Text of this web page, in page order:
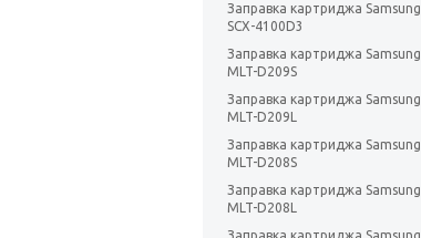
Заправка картриджа Samsung
SCX-4100D3
Заправка картриджа Samsung
MLT-D209S
Заправка картриджа Samsung
MLT-D209L
Заправка картриджа Samsung
MLT-D208S
Заправка картриджа Samsung
MLT-D208L